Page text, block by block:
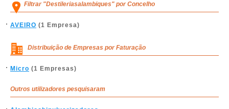
Filtrar "Destileriasalambiques" por Concelho
AVEIRO (1 Empresa)
Distribuição de Empresas por Faturação
Micro (1 Empresas)
Outros utilizadores pesquisaram